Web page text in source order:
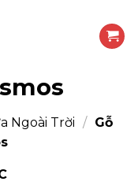
Ngoài Trời / Gỗ